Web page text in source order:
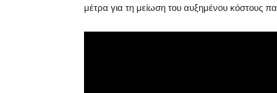
μέτρα για τη μείωση του αυξημένου κόστους